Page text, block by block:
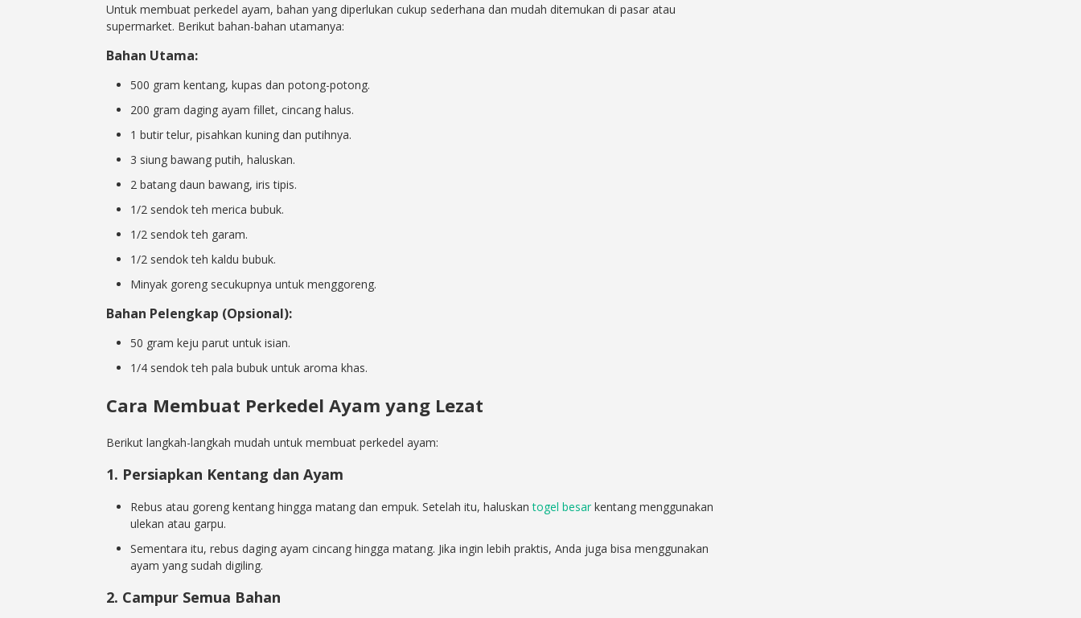
Untuk membuat perkedel ayam, bahan yang diperlukan cukup sederhana dan mudah ditemukan di pasar atau
supermarket. Berikut bahan-bahan utamanya:
Bahan Utama:
500 gram kentang, kupas dan potong-potong.
200 gram daging ayam fillet, cincang halus.
1 butir telur, pisahkan kuning dan putihnya.
3 siung bawang putih, haluskan.
2 batang daun bawang, iris tipis.
1/2 sendok teh merica bubuk.
1/2 sendok teh garam.
1/2 sendok teh kaldu bubuk.
Minyak goreng secukupnya untuk menggoreng.
Bahan Pelengkap (Opsional):
50 gram keju parut untuk isian.
1/4 sendok teh pala bubuk untuk aroma khas.
Cara Membuat Perkedel Ayam yang Lezat
Berikut langkah-langkah mudah untuk membuat perkedel ayam:
1. Persiapkan Kentang dan Ayam
Rebus atau goreng kentang hingga matang dan empuk. Setelah itu, haluskantogel besar kentang menggunakan
ulekan atau garpu.
Sementara itu, rebus daging ayam cincang hingga matang. Jika ingin lebih praktis, Anda juga bisa menggunakan
ayam yang sudah digiling.
2. Campur Semua Bahan